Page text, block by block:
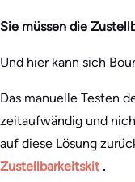
Sie müssen die
Und hier kann sich
Das manuelle Testen
zeitaufwändig und
auf diese Lösung
Zustellbarkeitskit .